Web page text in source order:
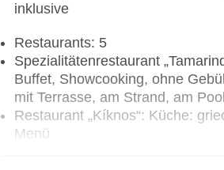
inklusive
Restaurants: 5
Spezialitätenrestaurant
Buffet, Showcooking, ohne
mit Terrasse, am Strand, am
Restaurant „Kíknos“: Küche:
Menü
Restaurant „Martinete“: